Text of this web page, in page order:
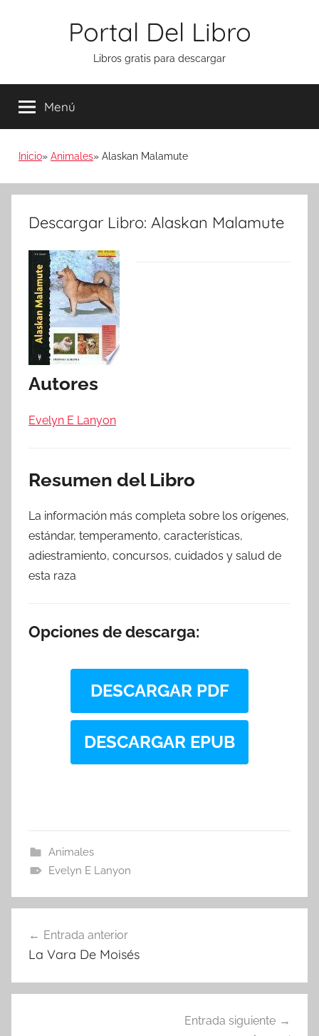
Portal Del Libro
Libros gratis para descargar
Menú
Inicio Animales Alaskan Malamute
Descargar Libro: Alaskan Malamute
Autores
Evelyn E Lanyon
Resumen del Libro
La información más completa sobre los orígenes,
estándar, temperamento, características,
adiestramiento, concursos, cuidados y salud de
esta raza
Opciones de descarga:
DESCARGAR PDF
DESCARGAR EPUB
Animales
Evelyn E Lanyon
de
Entrada anterior
La Vara De Moisés
Entrada siguiente